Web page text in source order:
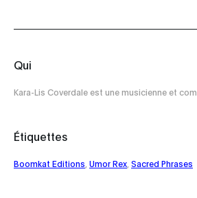
Qui
Kara-Lis Coverdale est une musicienne et
Étiquettes
Boomkat Editions Umor Rex Sacred Phrases